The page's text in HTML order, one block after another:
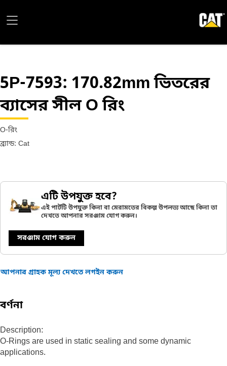
5P-7593: 170.82mm ভিতরের
ব্যাসের সীল O রিং
O-রিং
ব্র্যান্ড: Cat
এটি উপযুক্ত হবে?
এই পার্টটি উপযুক্ত কিনা বা মেরামতের বিকল্প উপলভ্য আছে কিনা তা
দেখতে আপনার সরঞ্জাম যোগ করুন।
সরঞ্জাম যোগ করুন
আপনার গ্রাহক মূল্য দেখতে লগইন করুন
বর্ণনা
Description:
O-Rings are used in static sealing and some dynamic
applications.